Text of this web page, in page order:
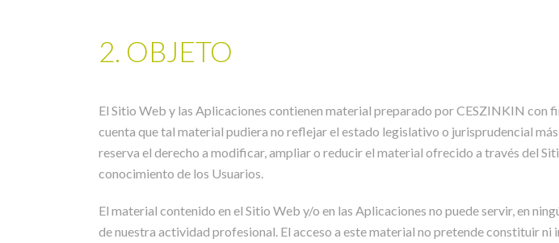
2. OBJETO
El Sitio Web y las Aplicaciones contienen material preparado por CESZINKIN con
cuenta que tal material pudiera no reflejar el estado legislativo o jurisprudencial
reserva el derecho a modificar, ampliar o reducir el material ofrecido a través del
conocimiento de los Usuarios.
El material contenido en el Sitio Web y/o en las Aplicaciones no puede servir, en
de nuestra actividad profesional. El acceso a este material no pretende constituir